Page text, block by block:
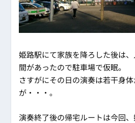
姫路駅にて家族を降ろした後は
間があったので駐車場で仮眠。
さすがにその日の演奏は若干身
が・・・。
演奏終了後の帰宅ルートは今回